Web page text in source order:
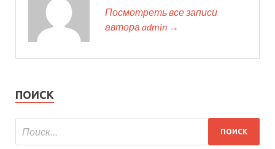
Посмотреть все записи
автора admin →
ПОИСК